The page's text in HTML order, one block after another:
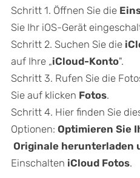
Schritt 1. Öffnen Sie die
Sie Ihr iOS-Gerät
Schritt 2. Suchen Sie die
auf Ihre „iCloud-Konto".
Schritt 3. Rufen Sie die
Sie auf klicken Fotos.
Schritt 4. Hier finden Sie
Optionen: Optimieren Sie
Originale herunterladen
Einschalten iCloud Fotos.